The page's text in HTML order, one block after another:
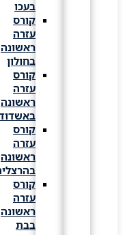
קורס
עזרה
ראשונה
בחולון
קורס
עזרה
ראשונה
באשדוד
קורס
עזרה
ראשונה
בהרצליה
קורס
עזרה
ראשונה